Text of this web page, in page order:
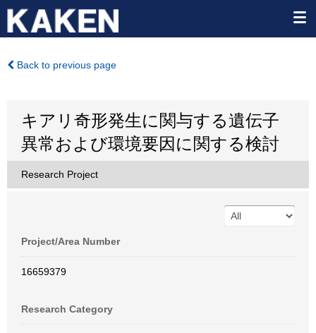
Back to previous page
キアリ奇形発生に関与する遺伝子
異常および環境要因に関する検討
Research Project
Project/Area Number
16659379
Research Category